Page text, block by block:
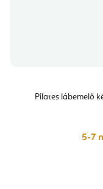
Pilates lábemelő
5-7